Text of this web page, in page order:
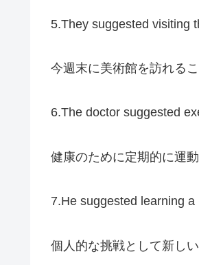
5.They suggested visiting
今週末に美術館を訪れる
6.The doctor suggested
健康のために定期的に運
7.He suggested learning
個人的な挑戦として新し